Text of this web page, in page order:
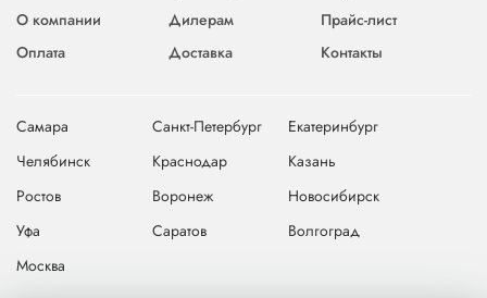
О компании
Дилерам
Прайс-лист
Оплата
Доставка Контакты
Самара Санкт-Петербург
Екатеринбург
Челябинск
Краснодар
Казань
Ростов
Воронеж
Новосибирск
Уфа
Саратов
Волгоград
Москва